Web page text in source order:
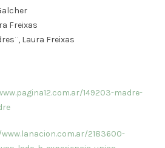
Freixas
Laura Freixas
149203-madre-
2183600-